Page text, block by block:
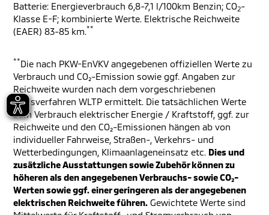
Batterie: Energieverbrauch 6,8-7,1 l/100km Benzin; CO2-
Klasse E-F; kombinierte Werte. Elektrische Reichweite
(EAER) 83-85 km.**
**Die nach PKW-EnVKV angegebenen offiziellen Werte zu
Verbrauch und CO₂-Emission sowie ggf. Angaben zur
Reichweite wurden nach dem vorgeschriebenen
Messverfahren WLTP ermittelt. Die tatsächlichen Werte
zum Verbrauch elektrischer Energie / Kraftstoff, ggf. zur
Reichweite und den CO₂-Emissionen hängen ab von
individueller Fahrweise, Straßen-, Verkehrs- und
Wetterbedingungen, Klimaanlageneinsatz etc. Dies und
zusätzliche Ausstattungen sowie Zubehör können zu
höheren als den angegebenen Verbrauchs- sowie CO₂-
Werten sowie ggf. einer geringeren als der angegebenen
elektrischen Reichweite führen. Gewichtete Werte sind